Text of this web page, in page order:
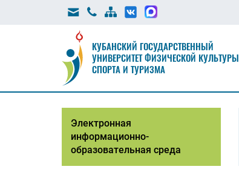
КУБАНСКИЙ ГОСУДАРСТВЕННЫЙ
УНИВЕРСИТЕТ ФИЗИЧЕСКОЙ КУЛЬТУРЫ
СПОРТА И ТУРИЗМА
Электронная
информационно-
образовательная среда